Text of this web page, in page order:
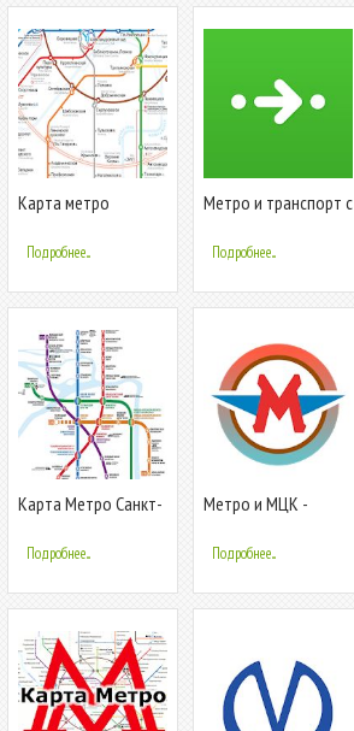
Карта метро
Подробнее...
Метро и транспорт c
Подробнее...
Карта Метро Санкт-
Подробнее...
Метро и МЦК -
пересадки
Подробнее...